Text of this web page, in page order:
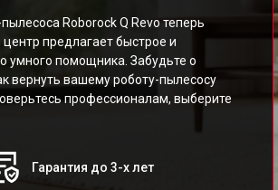
Roborock Q Revo теперь
предлагает быстрое и
умного помощника. Забудьте о
вернуть вашему роботу-пылесосу
профессионалам, выберите
Гарантия до 3-х лет